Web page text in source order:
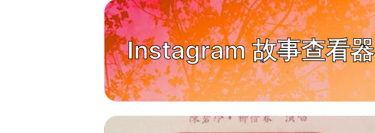
Instagram 故事查看器